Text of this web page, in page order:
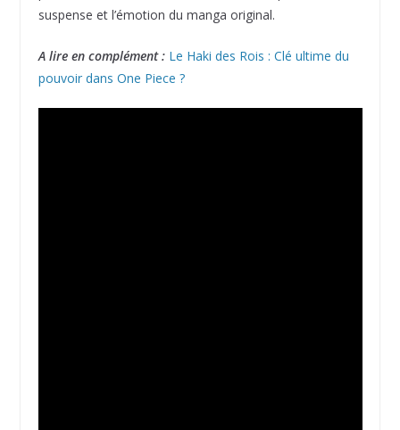
suspense et l’émotion du manga original.
A lire en complément : Le Haki des Rois : Clé ultime du
pouvoir dans One Piece ?